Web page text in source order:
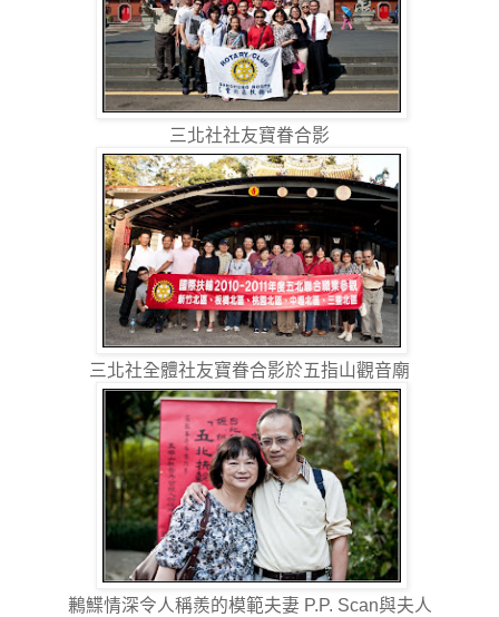
三北社社友寶眷合影
三北社全體社友寶眷合影於五指山觀音廟
鶼鰈情深令人稱羨的模範夫妻 P.P. Scan與夫人